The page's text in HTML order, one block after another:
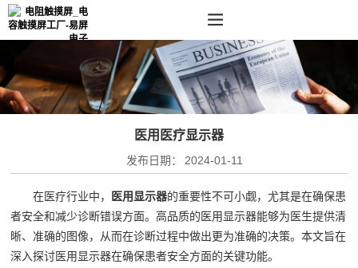
医用医疗显示器
发布日期： 2024-01-11
在医疗行业中， 医用显示器的重要性不可小觑，尤其是在确保患
者安全和减少诊断错误方面。高品质的医用显示器能够为医生提供清
晰、准确的图像，从而在诊断过程中做出更为准确的决策。本文旨在
深入探讨医用显示器在确保患者安全方面的关键功能。